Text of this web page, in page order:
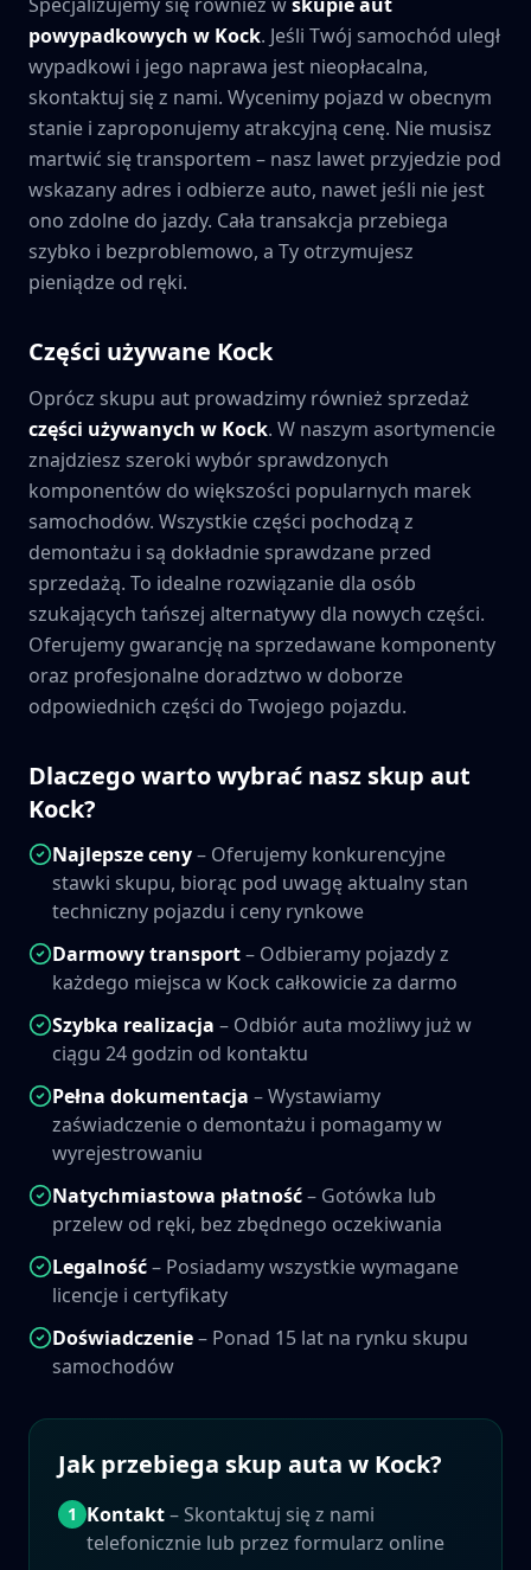
powypadkowych w Kock. Jeśli Twój samochód uległ
wypadkowi i jego naprawa jest nieopłacalna,
skontaktuj się z nami. Wycenimy pojazd w obecnym
stanie i zaproponujemy atrakcyjną cenę. Nie musisz
martwić się transportem – nasz lawet przyjedzie pod
wskazany adres i odbierze auto, nawet jeśli nie jest
ono zdolne do jazdy. Cała transakcja przebiega
szybko i bezproblemowo, a Ty otrzymujesz
pieniądze od ręki.
Części używane Kock
Oprócz skupu aut prowadzimy również sprzedaż
części używanych w Kock. W naszym asortymencie
znajdziesz szeroki wybór sprawdzonych
komponentów do większości popularnych marek
samochodów. Wszystkie części pochodzą z
demontażu i są dokładnie sprawdzane przed
sprzedażą. To idealne rozwiązanie dla osób
szukających tańszej alternatywy dla nowych części.
Oferujemy gwarancję na sprzedawane komponenty
oraz profesjonalne doradztwo w doborze
odpowiednich części do Twojego pojazdu.
Dlaczego warto wybrać nasz skup aut
Kock?
Najlepsze ceny– Oferujemy konkurencyjne
stawki skupu, biorąc pod uwagę aktualny stan
techniczny pojazdu i ceny rynkowe
Darmowy transport– Odbieramy pojazdy z
każdego miejsca w Kock całkowicie za darmo
Szybka realizacja – Odbiór auta możliwy już w
ciągu 24 godzin od kontaktu
Pełna dokumentacja – Wystawiamy
zaświadczenie o demontażu i pomagamy w
wyrejestrowaniu
Natychmiastowa płatność– Gotówka lub
przelew od ręki, bez zbędnego oczekiwania
Legalność– Posiadamy wszystkie wymagane
licencje i certyfikaty
Doświadczenie– Ponad 15 lat na rynku skupu
samochodów
Jak przebiega skup auta w Kock?
1 Kontakt– Skontaktuj się z nami
telefonicznie lub przez formularz online